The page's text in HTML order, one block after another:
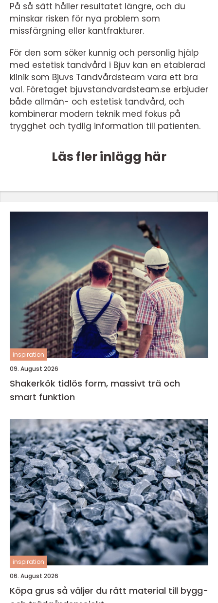
På så sätt håller resultatet längre, och du
minskar risken för nya problem som
missfärgning eller kantfrakturer.
För den som söker kunnig och personlig hjälp
med estetisk tandvård i Bjuv kan en etablerad
klinik som Bjuvs Tandvårdsteam vara ett bra
val. Företaget bjuvstandvardsteam.se erbjuder
både allmän- och estetisk tandvård, och
kombinerar modern teknik med fokus på
trygghet och tydlig information till patienten.
Läs fler inlägg här
inspiration
09. August 2026
Shakerkök tidlös form, massivt trä och
smart funktion
inspiration
06. August 2026
Köpa grus så väljer du rätt material till bygg-